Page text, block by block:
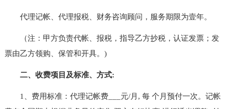
代理记帐、代理报税、财务咨询顾问，服务期限为壹年。
（注：甲方负责代帐、报税，指导乙方抄税，认证发票；发
票由乙方领购、保管和开具。)
二、收费项目及标准、方式:
1、费用标准：代理记帐费___元/月, 每 个月预付一次。记帐